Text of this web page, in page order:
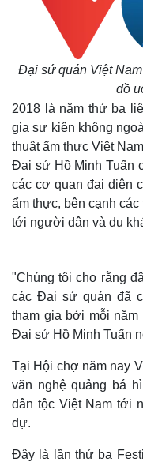
Đại sứ quán Việt
đồ
2018 là năm thứ ba
gia sự kiện không
thuật ẩm thực Việt
Đại sứ Hồ Minh Tuấn
các cơ quan đại diện
ẩm thực, bên cạnh các
tới người dân và du
"Chúng tôi cho rằng
các Đại sứ quán đã
tham gia bởi mỗi
Đại sứ Hồ Minh Tuấn
Tại Hội chợ năm nay
văn nghệ quảng bá
dân tộc Việt Nam tới
dự.
Đây là lần thứ ba